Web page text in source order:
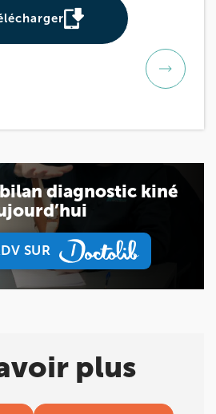
diagnostic kiné
SUR
SUR
plus